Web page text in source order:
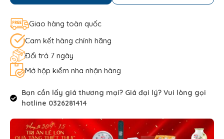
Giao hàng toàn quốc
Cam kết hàng chính hãng
Đổi trả 7 ngày
Mở hộp kiểm nha nhận hàng
Bạn cần lấy giá thương mại? Giá đại lý? Vui lòng gọi
hotline 0326281414